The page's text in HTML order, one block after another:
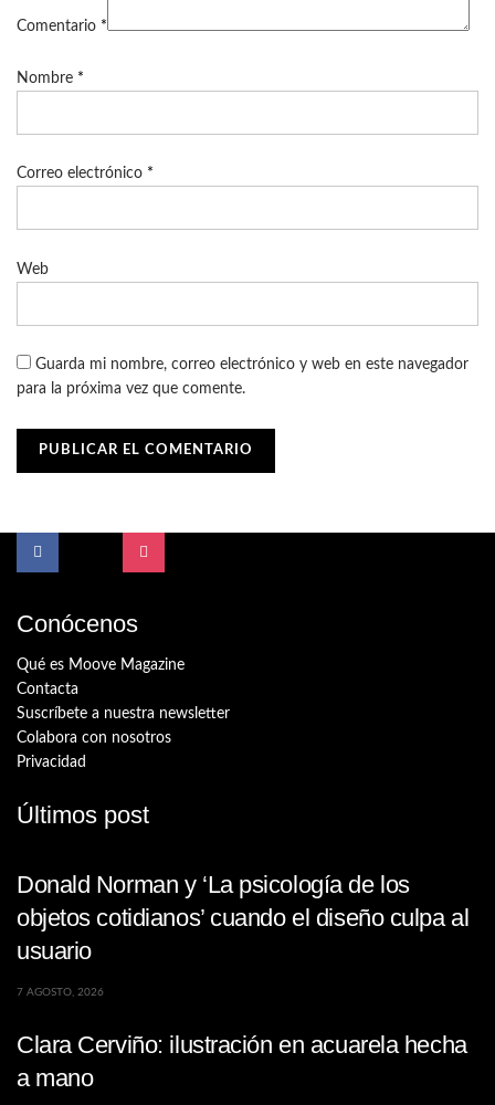
Comentario *
Nombre *
Correo electrónico *
Web
Guarda mi nombre, correo electrónico y web en este navegador
para la próxima vez que comente.
Conócenos
Qué es Moove Magazine
Contacta
Suscríbete a nuestra newsletter
Colabora con nosotros
Privacidad
Últimos post
Donald Norman y ‘La psicología de los
objetos cotidianos’ cuando el diseño culpa al
usuario
7 AGOSTO, 2026
Clara Cerviño: ilustración en acuarela hecha
a mano